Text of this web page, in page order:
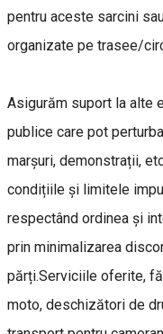
pentru aceste sarcini
organizate pe trasee/
Asigurăm suport la alte
publice care pot
marșuri, demonstrații,
condițiile și limitele
respectând ordinea și
prin minimalizarea
părți.Serviciile oferite,
moto, deschizători de